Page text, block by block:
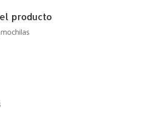
producto